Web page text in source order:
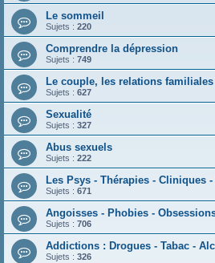
Le sommeil
Sujets : 220
Comprendre la dépression
Sujets : 749
Le couple, les relations
Sujets : 627
Sexualité
Sujets : 327
Abus sexuels
Sujets : 222
Les Psys - Thérapies - Cliniques
Sujets : 671
Angoisses - Phobies -
Sujets : 706
Addictions : Drogues - Tabac -
Sujets : 326